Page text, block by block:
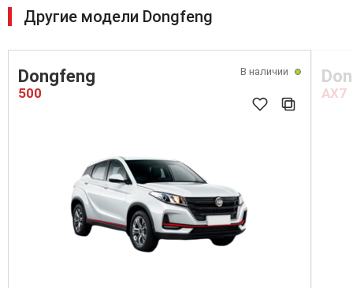
Другие модели Dongfeng
В наличии
Dongfeng
500 AX7